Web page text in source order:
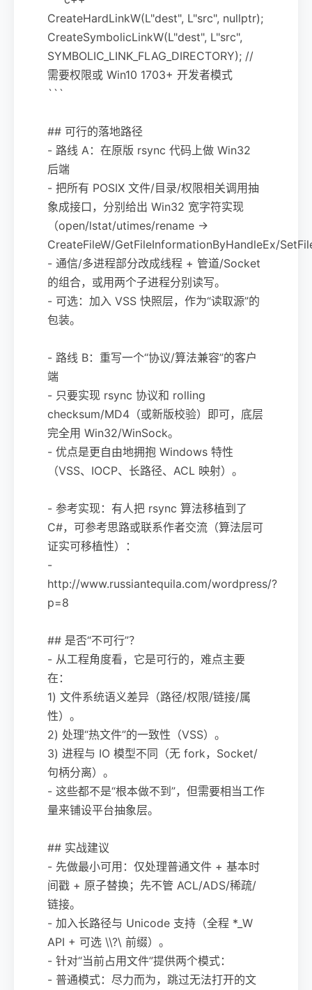
CreateHardLinkW(L"dest", L"src", nullptr);
CreateSymbolicLinkW(L"dest", L"src",
SYMBOLIC_LINK_FLAG_DIRECTORY); //
需要权限或 Win10 1703+ 开发者模式
```
## 可行的落地路径
- 路线 A：在原版 rsync 代码上做 Win32
后端
- 把所有 POSIX 文件/目录/权限相关调用抽
象成接口，分别给出 Win32 宽字符实现
（open/lstat/utimes/rename ->
CreateFileW/GetFileInformationByHandleEx/
- 通信/多进程部分改成线程 + 管道/Socket
的组合，或用两个子进程分别读写。
- 可选：加入 VSS 快照层，作为“读取源”的
包装。
- 路线 B：重写一个“协议/算法兼容”的客户
端
- 只要实现 rsync 协议和 rolling
checksum/MD4（或新版校验）即可，底层
完全用 Win32/WinSock。
- 优点是更自由地拥抱 Windows 特性
（VSS、IOCP、长路径、ACL 映射）。
- 参考实现：有人把 rsync 算法移植到了
C#，可参考思路或联系作者交流（算法层可
证实可移植性）：
-
http://www.russiantequila.com/wordpress/?
p=8
## 是否“不可行”？
- 从工程角度看，它是可行的，难点主要
在：
1) 文件系统语义差异（路径/权限/链接/属
性）。
2) 处理“热文件”的一致性（VSS）。
3) 进程与 IO 模型不同（无 fork，Socket/
句柄分离）。
- 这些都不是“根本做不到”，但需要相当工作
量来铺设平台抽象层。
## 实战建议
- 先做最小可用：仅处理普通文件 + 基本时
间戳 + 原子替换；先不管 ACL/ADS/稀疏/
链接。
- 加入长路径与 Unicode 支持（全程 *_W
API + 可选 \\?\ 前缀）。
- 针对“当前占用文件”提供两个模式：
- 普通模式：尽力而为，跳过无法打开的文